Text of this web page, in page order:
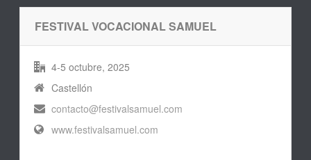
FESTIVAL VOCACIONAL SAMUEL
4-5 octubre, 2025
Castellón
contacto@festivalsamuel.com
www.festivalsamuel.com